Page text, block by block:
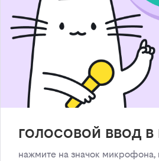
голосовой ввод в
нажмите на значок микрофона,